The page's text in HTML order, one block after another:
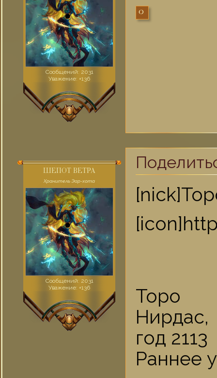
Сообщений: 2031
Уважение: +136
0
ШЕПОТ ВЕТРА
Хранитель Эар-хота
Сообщений: 2031
Уважение: +136
Торо
Нирдас,
год 2113
Раннее